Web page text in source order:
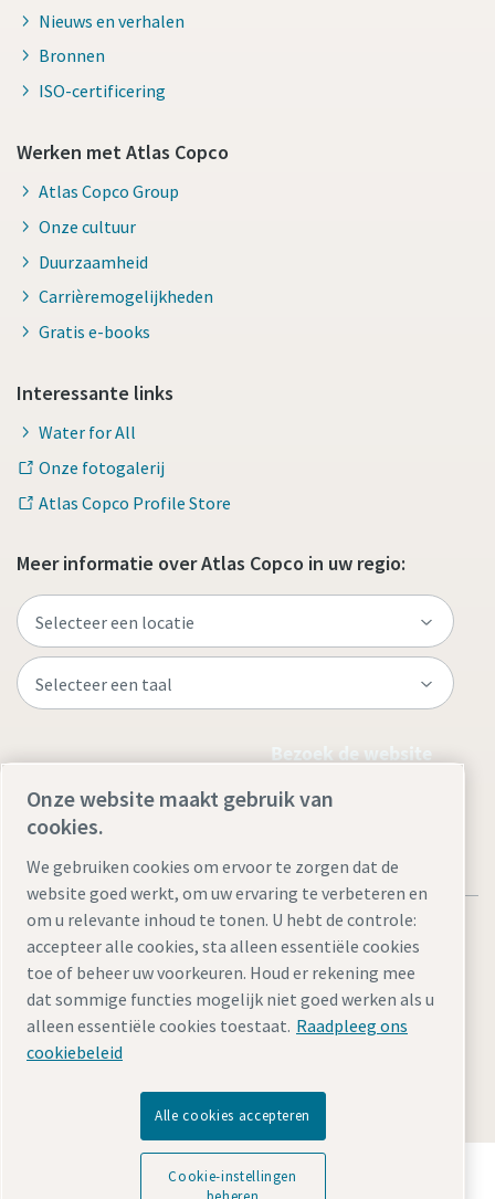
Nieuws en verhalen
Bronnen
ISO-certificering
Werken met Atlas Copco
Atlas Copco Group
Onze cultuur
Duurzaamheid
Carrièremogelijkheden
Gratis e-books
Interessante links
Water for All
Onze fotogalerij
Atlas Copco Profile Store
Meer informatie over Atlas Copco in uw regio:
Bezoek de website
Juridische kennisgevingen en privacyverklaringen
Cookie-instellingen beheren
© 2026 Atlas Copco AB
Ontdek hoe Atlas Copco Group technologie mogelijk
Onze website maakt gebruik van
cookies.
We gebruiken cookies om ervoor te zorgen dat de
website goed werkt, om uw ervaring te verbeteren en
om u relevante inhoud te tonen. U hebt de controle:
accepteer alle cookies, sta alleen essentiële cookies
toe of beheer uw voorkeuren. Houd er rekening mee
dat sommige functies mogelijk niet goed werken als u
alleen essentiële cookies toestaat. Raadpleeg ons
cookiebeleid
Alle cookies accepteren
Cookie-instellingen